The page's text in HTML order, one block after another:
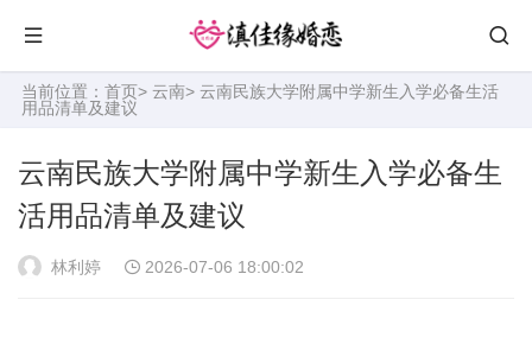
当前位置： 首页> 云南> 云南民族大学附属中学新生入学必备生活
用品清单及建议
云南民族大学附属中学新生入学必备生
活用品清单及建议
林利婷 2026-07-06 18:00:02